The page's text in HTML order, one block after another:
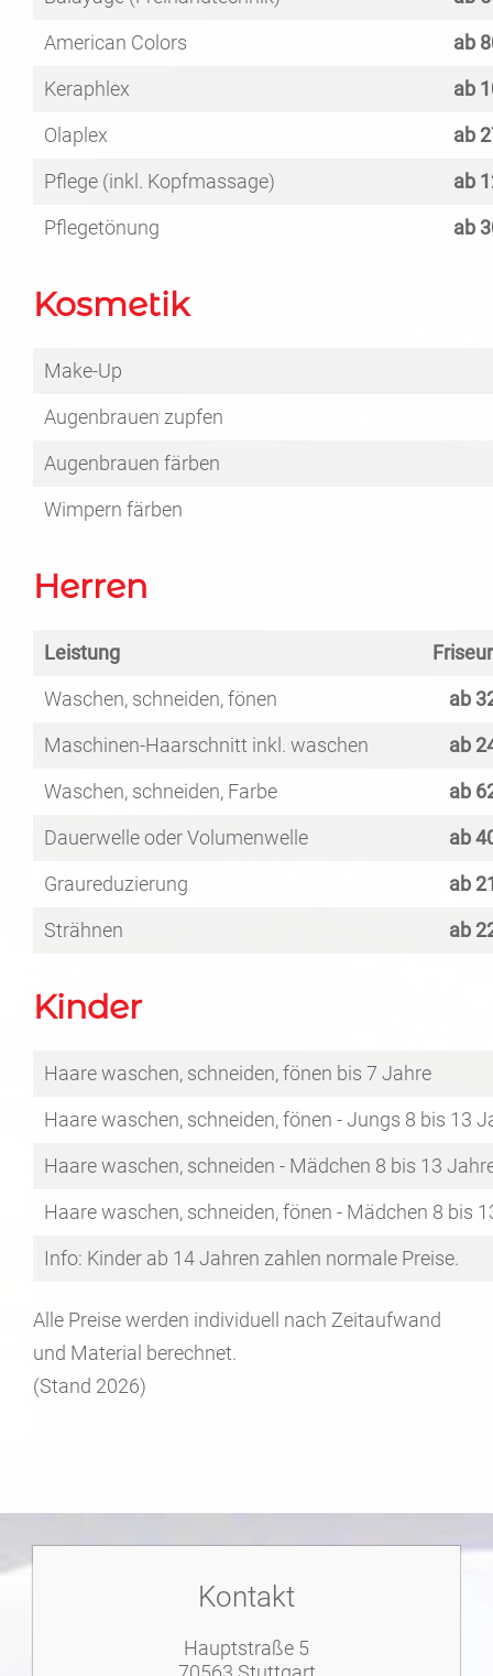
American Colors
ab
Keraphlex
ab
Olaplex
ab
Pflege (inkl. Kopfmassage)
ab
Pflegetönung
ab
Kosmetik
Make-Up
Augenbrauen zupfen
Augenbrauen färben
Wimpern färben
Herren
Leistung
Waschen, schneiden, fönen
ab
Maschinen-Haarschnitt inkl. waschen
ab
Waschen, schneiden, Farbe
ab
Dauerwelle oder Volumenwelle
ab
Graureduzierung
ab
Strähnen
ab
Kinder
Haare waschen, schneiden, fönen bis 7 Jahre
Haare waschen, schneiden, fönen - Jungs 8 bis 13
Haare waschen, schneiden - Mädchen 8 bis 13
Haare waschen, schneiden, fönen - Mädchen 8 bis
Info: Kinder ab 14 Jahren zahlen normale Preise.
Alle Preise werden individuell nach Zeitaufwand
und Material berechnet.
(Stand 2026)
Kontakt
Hauptstraße 5